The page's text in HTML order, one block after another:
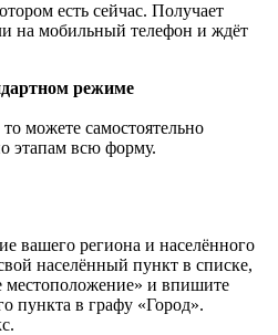
есть сейчас. Получает
на мобильный телефон и ждёт
режиме
можете самостоятельно
этапам всю форму.
вашего региона и населённого
населённый пункт в списке,
местоположение» и впишите
пункта в графу «Город».